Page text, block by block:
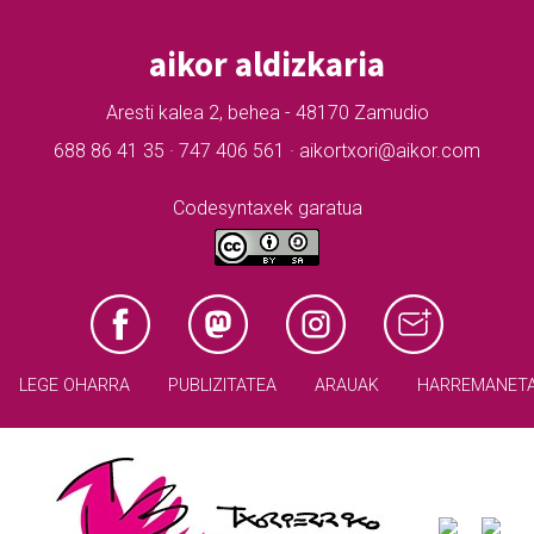
aikor aldizkaria
Aresti kalea 2, behea - 48170 Zamudio
688 86 41 35 · 747 406 561 · aikortxori@aikor.com
Codesyntaxek garatua
LEGE OHARRA PUBLIZITATEA ARAUAK